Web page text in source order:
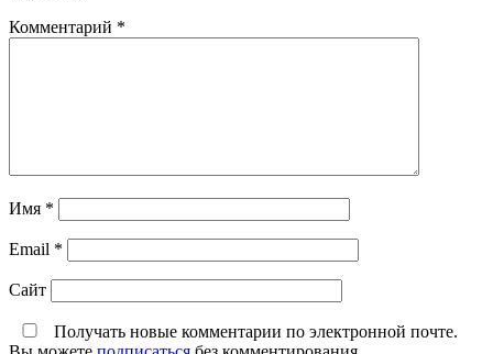
Комментарий *
Имя *
Email *
Сайт
Получать новые комментарии по электронной почте.